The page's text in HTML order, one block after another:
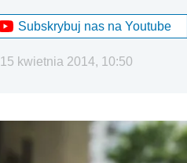
Subskrybuj nas na Youtube
15 kwietnia 2014, 10:50